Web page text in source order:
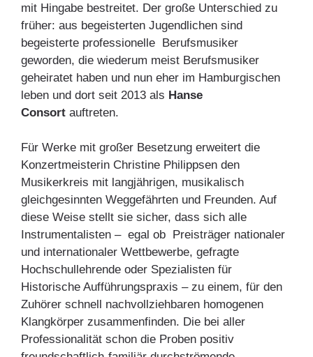
mit Hingabe bestreitet. Der große Unterschied zu
früher: aus begeisterten Jugendlichen sind
begeisterte professionelle Berufsmusiker
geworden, die wiederum meist Berufsmusiker
geheiratet haben und nun eher im Hamburgischen
leben und dort seit 2013 als Hanse
Consort auftreten.
Für Werke mit großer Besetzung erweitert die
Konzertmeisterin Christine Philippsen den
Musikerkreis mit langjährigen, musikalisch
gleichgesinnten Weggefährten und Freunden. Auf
diese Weise stellt sie sicher, dass sich alle
Instrumentalisten – egal ob Preisträger nationaler
und internationaler Wettbewerbe, gefragte
Hochschullehrende oder Spezialisten für
Historische Aufführungspraxis – zu einem, für den
Zuhörer schnell nachvollziehbaren homogenen
Klangkörper zusammenfinden. Die bei aller
Professionalität schon die Proben positiv